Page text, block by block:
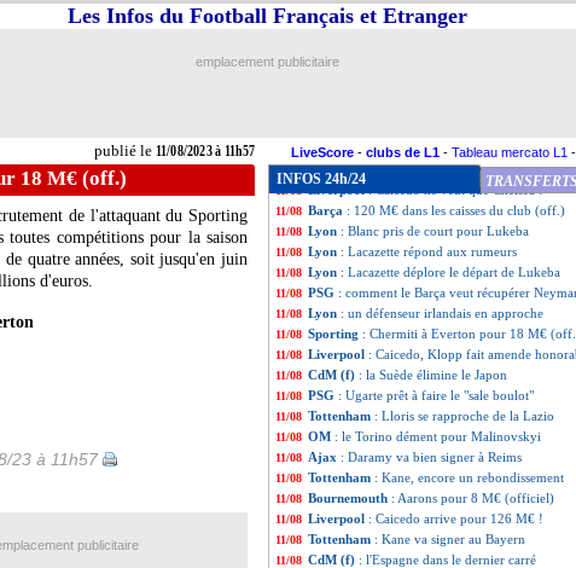
publié le 11/08/2023 à 11h57
Les Infos du Football Français et Etranger
emplacement publicitaire
LiveScore - clubs de L1 - Tableau mercato L1 -
18 M€ (off.)
de l'attaquant du Sporting
compétitions pour la saison
quatre années, soit jusqu'en juin
d'euros.
23 à 11h57
INFOS 24h/24 TRANSFERTS
11/08 Monaco: Ben Yedder mis en examen
11/08 Reims: Flips va rallier Anderlecht
11/08 Lens: Haise met en garde
11/08 PSG: Luis Enrique clair pour Neymar et
11/08 PSG: Luis Enrique se prononce sur le cas
: Caicedo ne veut que Chelsea !
11/08 Barça : 120 M€ dans les caisses du club (off.)
11/08 Lyon : Blanc pris de court pour Lukeba
11/08 Lyon : Lacazette répond aux rumeurs
11/08 Lyon : Lacazette déplore le départ de Lukeba
11/08 PSG : comment le Barça veut récupérer
11/08 Lyon : un défenseur irlandais en approche
11/08 Sporting : Chermiti à Everton pour 18 M€
11/08 Liverpool : Caicedo, Klopp fait amende
11/08 CdM (f) : la Suède élimine le Japon
11/08 PSG : Ugarte prêt à faire le "sale boulot"
11/08 Tottenham : Lloris se rapproche de la Lazio
11/08 OM : le Torino dément pour Malinovskyi
11/08 Ajax : Daramy va bien signer à Reims
11/08 Tottenham : Kane, encore un rebondissement
11/08 Bournemouth : Aarons pour 8 M€ (officiel)
11/08 Liverpool : Caicedo arrive pour 126 M€ !
11/08 Tottenham : Kane va signer au Bayern
11/08 CdM (f) : l'Espagne dans le dernier carré
publicitaire